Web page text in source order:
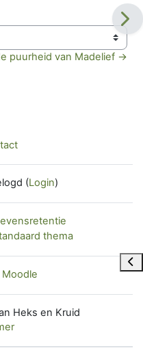
puurheid van Madelief →
(Login)
thema
Moodle
Heks en Kruid